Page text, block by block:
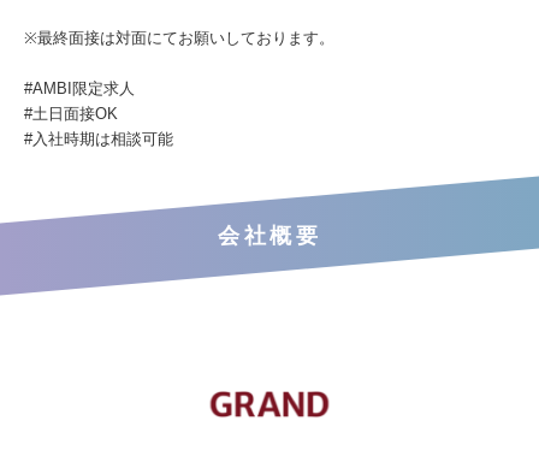
※最終面接は対面にてお願いしております。
#AMBI限定求人
#土日面接OK
#入社時期は相談可能
会社概要